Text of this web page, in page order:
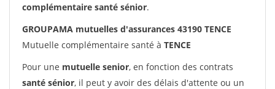
complémentaire santé sénior.
GROUPAMA mutuelles d'assurances 43190 TENCE
Mutuelle complémentaire santé à TENCE
Pour une mutuelle senior, en fonction des contrats
santé sénior, il peut y avoir des délais d'attente ou un